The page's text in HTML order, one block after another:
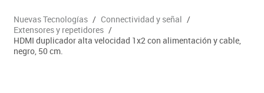
Nuevas Tecnologías / Connectividad y señal /
Extensores y repetidores /
HDMI duplicador alta velocidad 1x2 con alimentación y cable,
negro, 50 cm.